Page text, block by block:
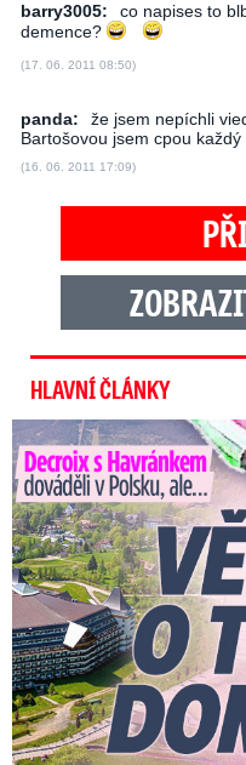
barry3005:
co napises to
demence?
(17. 06. 2011 08:50)
panda:
že jsem nepíchli
Bartošovou jsem cpou každý
(16. 06. 2011 17:09)
HLAVNÍ ČLÁNKY
Decroix s Havránkem